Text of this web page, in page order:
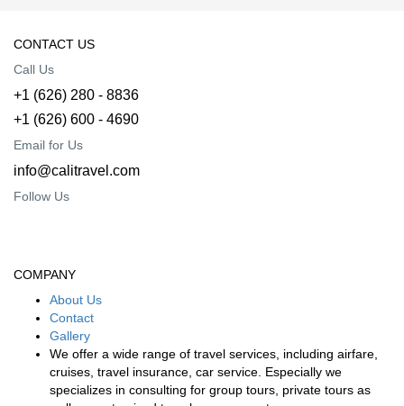
CONTACT US
Call Us
+1 (626) 280 - 8836
+1 (626) 600 - 4690
Email for Us
info@calitravel.com
Follow Us
COMPANY
About Us
Contact
Gallery
We offer a wide range of travel services, including airfare,
cruises, travel insurance, car service. Especially we
specializes in consulting for group tours, private tours as